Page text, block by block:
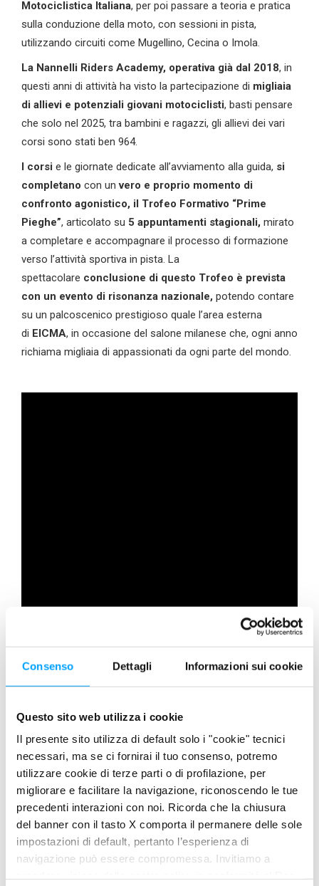
Consenso Dettagli Informazioni sui cookie
Questo sito web utilizza i cookie
Il presente sito utilizza di default solo i "cookie" tecnici
necessari, ma se ci fornirai il tuo consenso, potremo
utilizzare cookie di terze parti o di profilazione, per
migliorare e facilitare la navigazione, riconoscendo le tue
precedenti interazioni con noi. Ricorda che la chiusura
del banner con il tasto X comporta il permanere delle sole
impostazioni di default, pertanto l’esperienza di
navigazione può essere compromessa. Invitiamo a
Motociclistica Italiana, per poi passare a teoria e pratica
sulla conduzione della moto, con sessioni in pista,
utilizzando circuiti come Mugellino, Cecina o Imola.
La Nannelli Riders Academy, operativa già dal 2018, in
questi anni di attività ha visto la partecipazione di migliaia
di allievi e potenziali giovani motociclisti, basti pensare
che solo nel 2025, tra bambini e ragazzi, gli allievi dei vari
corsi sono stati ben 964.
I corsi e le giornate dedicate all’avviamento alla guida, si
completano con unvero e proprio momento di
confronto agonistico, il Trofeo Formativo “Prime
Pieghe”, articolato su 5 appuntamenti stagionali, mirato
a completare e accompagnare il processo di formazione
verso l’attività sportiva in pista. La
spettacolare conclusione di questo Trofeo è prevista
con un evento di risonanza nazionale, potendo contare
su un palcoscenico prestigioso quale l’area esterna
di EICMA, in occasione del salone milanese che, ogni anno
richiama migliaia di appassionati da ogni parte del mondo.